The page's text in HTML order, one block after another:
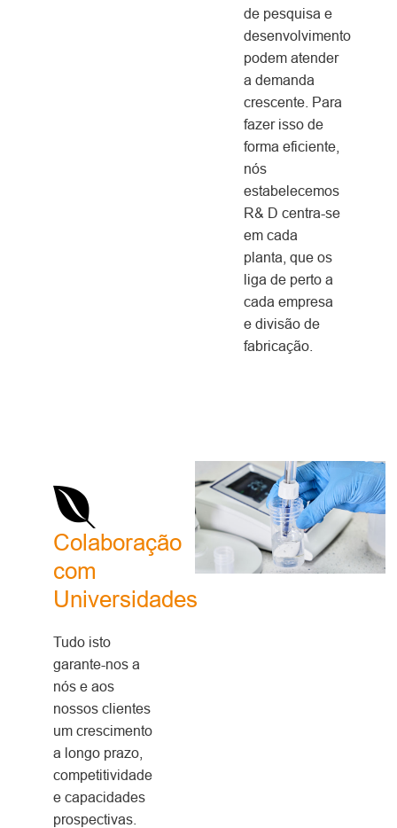
de pesquisa e
desenvolvimento
podem atender
a demanda
crescente. Para
fazer isso de
forma eficiente,
nós
estabelecemos
R& D centra-se
em cada
planta, que os
liga de perto a
cada empresa
e divisão de
fabricação.
Colaboração
com
Universidades
Tudo isto
garante-nos a
nós e aos
nossos clientes
um crescimento
a longo prazo,
competitividade
e capacidades
prospectivas.